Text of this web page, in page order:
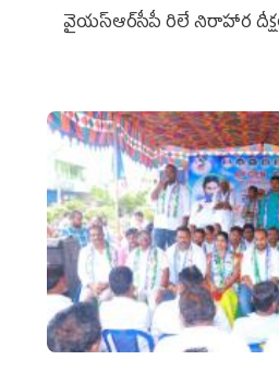
వైయ‌స్ఆర్‌సీపీ రిలే నిరాహార